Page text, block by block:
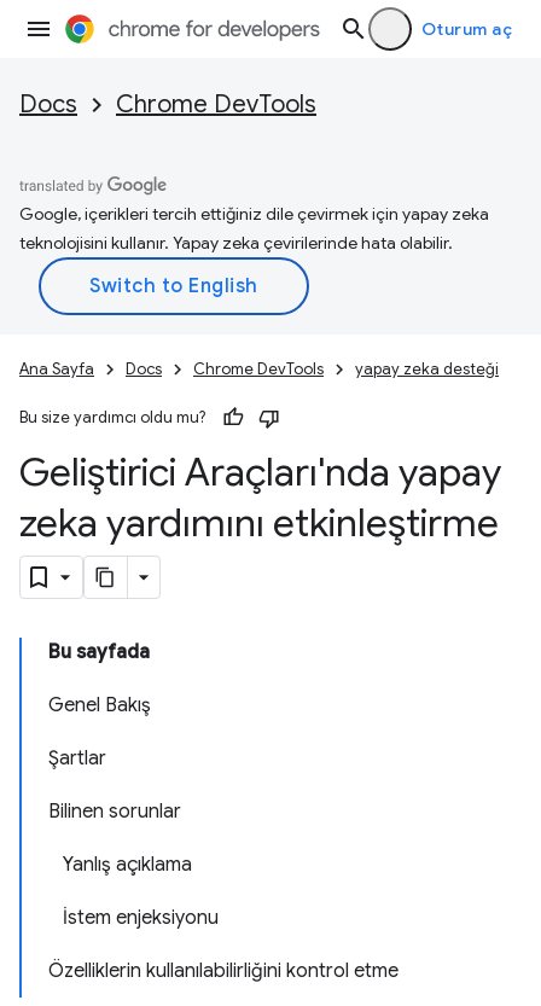
Oturum aç
Docs Chrome DevTools
Google, içerikleri tercih ettiğiniz dile çevirmek için yapay zeka
teknolojisini kullanır. Yapay zeka çevirilerinde hata olabilir.
Ana Sayfa Docs Chrome DevTools yapay zeka desteği
Bu size yardımcı oldu mu?
Geliştirici Araçları'nda yapay
zeka yardımını etkinleştirme
Bu sayfada
Genel Bakış
Şartlar
Bilinen sorunlar
Yanlış açıklama
İstem enjeksiyonu
Özelliklerin kullanılabilirliğini kontrol etme